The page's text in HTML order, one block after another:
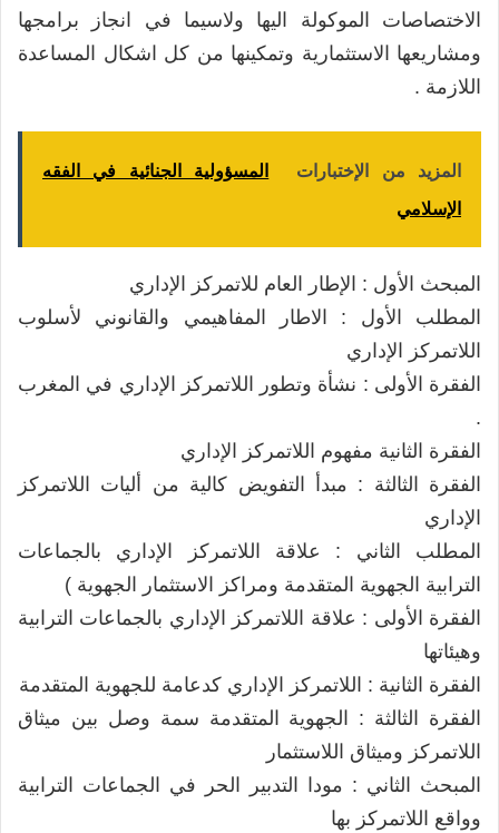
الاختصاصات الموكولة اليها ولاسيما في انجاز برامجها
ومشاريعها الاستثمارية وتمكينها من كل اشكال المساعدة
اللازمة .
المزيد من الإختبارات
المسؤولية الجنائية في الفقه
الإسلامي
المبحث الأول : الإطار العام للاتمركز الإداري
المطلب الأول : الاطار المفاهيمي والقانوني لأسلوب
اللاتمركز الإداري
الفقرة الأولى : نشأة وتطور اللاتمركز الإداري في المغرب
.
الفقرة الثانية مفهوم اللاتمركز الإداري
الفقرة الثالثة : مبدأ التفويض كالية من أليات اللاتمركز
الإداري
المطلب الثاني : علاقة اللاتمركز الإداري بالجماعات
الترابية الجهوية المتقدمة ومراكز الاستثمار الجهوية )
الفقرة الأولى : علاقة اللاتمركز الإداري بالجماعات الترابية
وهيئاتها
الفقرة الثانية : اللاتمركز الإداري كدعامة للجهوية المتقدمة
الفقرة الثالثة : الجهوية المتقدمة سمة وصل بين ميثاق
اللاتمركز وميثاق اللاستثمار
المبحث الثاني : مودا التدبير الحر في الجماعات الترابية
وواقع اللاتمركز بها